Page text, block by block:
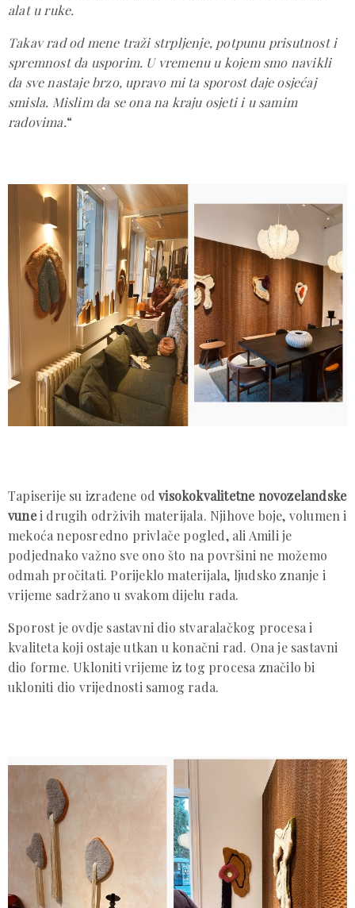
alat u ruke.
Takav rad od mene traži strpljenje, potpunu prisutnost i
spremnost da usporim. U vremenu u kojem smo navikli
da sve nastaje brzo, upravo mi ta sporost daje osjećaj
smisla. Mislim da se ona na kraju osjeti i u samim
radovima.“
Tapiserije su izrađene odvisokokvalitetne novozelandske
vunei drugih održivih materijala. Njihove boje, volumen i
mekoća neposredno privlače pogled, ali Amili je
podjednako važno sve ono što na površini ne možemo
odmah pročitati. Porijeklo materijala, ljudsko znanje i
vrijeme sadržano u svakom dijelu rada.
Sporost je ovdje sastavni dio stvaralačkog procesa i
kvaliteta koji ostaje utkan u konačni rad. Ona je sastavni
dio forme. Ukloniti vrijeme iz tog procesa značilo bi
ukloniti dio vrijednosti samog rada.